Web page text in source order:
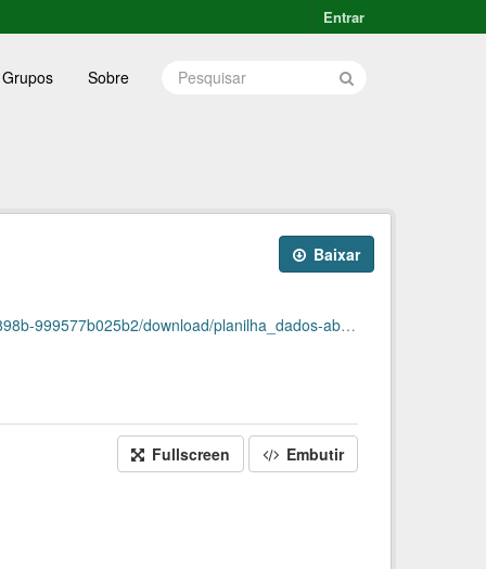
Entrar
Grupos Sobre
Baixar
download/planilha_dados-abertos_fev2021.csv
Fullscreen Embutir